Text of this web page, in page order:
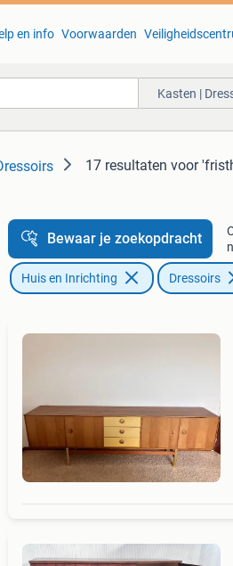
en info Voorwaarden
Kasten |
17 resultaten voor
Bewaar je zoekopdracht
Huis en Inrichting Dressoirs